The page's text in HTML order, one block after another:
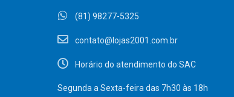
(81) 98277-5325
contato@lojas2001.com.br
Horário do atendimento do SAC
Segunda a Sexta-feira das 7h30 às 18h